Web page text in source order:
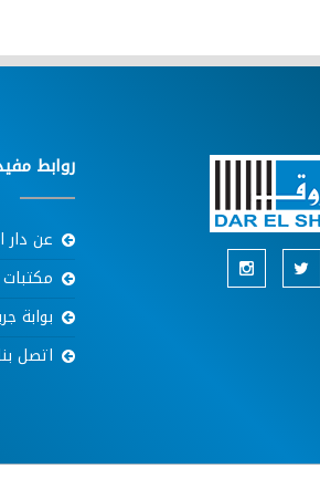
روابط
عن دار
بوابة
اتصل